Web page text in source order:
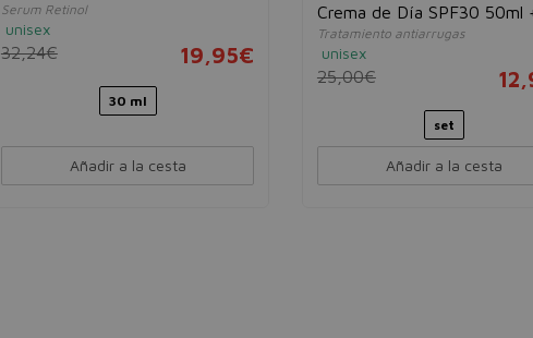
Serum Retinol
unisex
32,24€ 19,95€
30 ml
Añadir a la cesta
Crema de Día SPF30 50ml
Crema de Noche 50ml
Tratamiento antiarrugas
unisex
25,00€
set
Añadir a la cesta